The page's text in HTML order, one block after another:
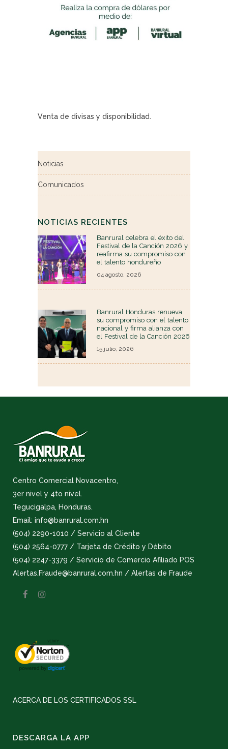
Venta de divisas y disponibilidad.
Noticias
Comunicados
NOTICIAS RECIENTES
Banrural celebra el éxito del
Festival de la Canción 2026 y
reafirma su compromiso con
el talento hondureño
04 agosto, 2026
Banrural Honduras renueva
su compromiso con el talento
nacional y firma alianza con
el Festival de la Canción 2026
15 julio, 2026
Centro Comercial Novacentro,
3er nivel y 4to nivel.
Tegucigalpa, Honduras.
Email: info@banrural.com.hn
(504) 2290-1010 / Servicio al Cliente
(504) 2564-0777 / Tarjeta de Crédito y Débito
(504) 2247-3379 / Servicio de Comercio Afiliado POS
Alertas.Fraude@banrural.com.hn / Alertas de Fraude
ACERCA DE LOS CERTIFICADOS SSL
DESCARGA LA APP